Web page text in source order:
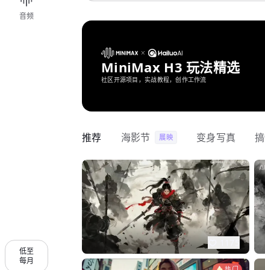
音频
低至
每月
MiniMax H3 玩法精选
社区开源项目，实战教程，创作工作流
推荐 海影节 展映 变身写真